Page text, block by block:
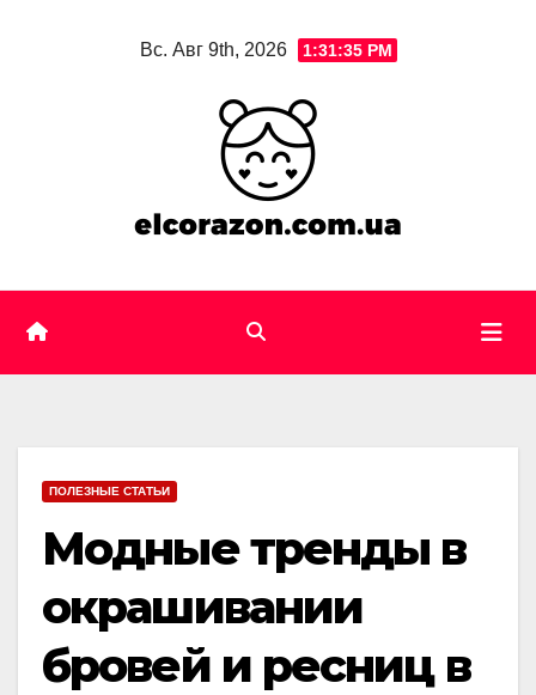
Вс. Авг 9th, 2026 1:31:36 PM
ПОЛЕЗНЫЕ СТАТЬИ
Модные тренды в
окрашивании
бровей и ресниц в